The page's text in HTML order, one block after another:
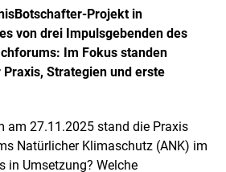
Projekt in
von drei Impulsgebenden des
Im Fokus standen
Strategien und erste
am 27.11.2025 stand die Praxis
Natürlicher Klimaschutz (ANK) im
in Umsetzung? Welche